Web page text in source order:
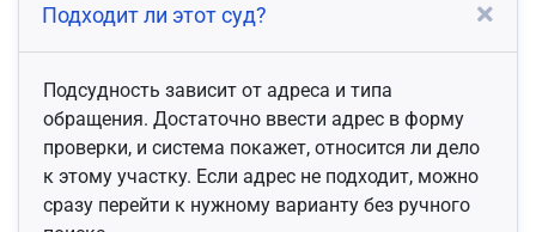
Подходит ли этот суд?
Подсудность зависит от адреса и типа
обращения. Достаточно ввести адрес в форму
проверки, и система покажет, относится ли дело
к этому участку. Если адрес не подходит, можно
сразу перейти к нужному варианту без ручного